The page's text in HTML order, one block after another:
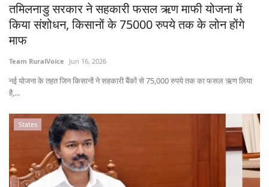
Events
Agribusiness
Agritech
International
Rural Dialogue
तमिलनाडु सरकार ने सहकारी फसल ऋण माफी योजना में
किया संशोधन, किसानों के 75000 रुपये तक के लोन होंगे
माफ
Team RuralVoice Jun 16, 2026
नई योजना के तहत जिन किसानों ने सहकारी बैंकों से 75,000 रुपये तक का फसल ऋण लिया
है,...
States